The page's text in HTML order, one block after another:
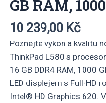
GB RAM,
10 239,00 Kč
Poznejte výkon a kvalitu
ThinkPad L580 s
16 GB DDR4 RAM, 1000
LED displejem s Full-HD
Intel® HD Graphics 620.